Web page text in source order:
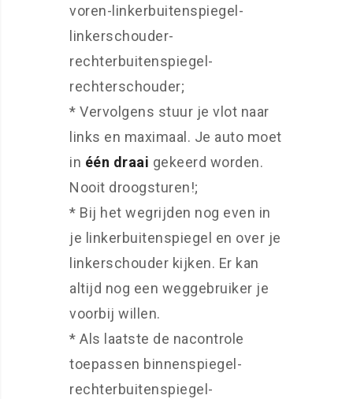
voren-linkerbuitenspiegel-
linkerschouder-
rechterbuitenspiegel-
rechterschouder;
* Vervolgens stuur je vlot naar
links en maximaal. Je auto moet
in één draai gekeerd worden.
Nooit droogsturen!;
* Bij het wegrijden nog even in
je linkerbuitenspiegel en over je
linkerschouder kijken. Er kan
altijd nog een weggebruiker je
voorbij willen.
* Als laatste de nacontrole
toepassen binnenspiegel-
rechterbuitenspiegel-